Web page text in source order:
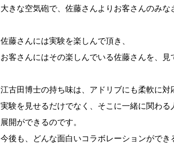
大きな空気砲で、佐藤さんよりお客さんのみな
佐藤さんには実験を楽しんで頂き、
お客さんにはその楽しんでいる佐藤さんを、見
江古田博士の持ち味は、アドリブにも柔軟に対
実験を見せるだけでなく、そこに一緒に関わ
展開ができるのです。
今後も、どんな面白いコラボレーションができ